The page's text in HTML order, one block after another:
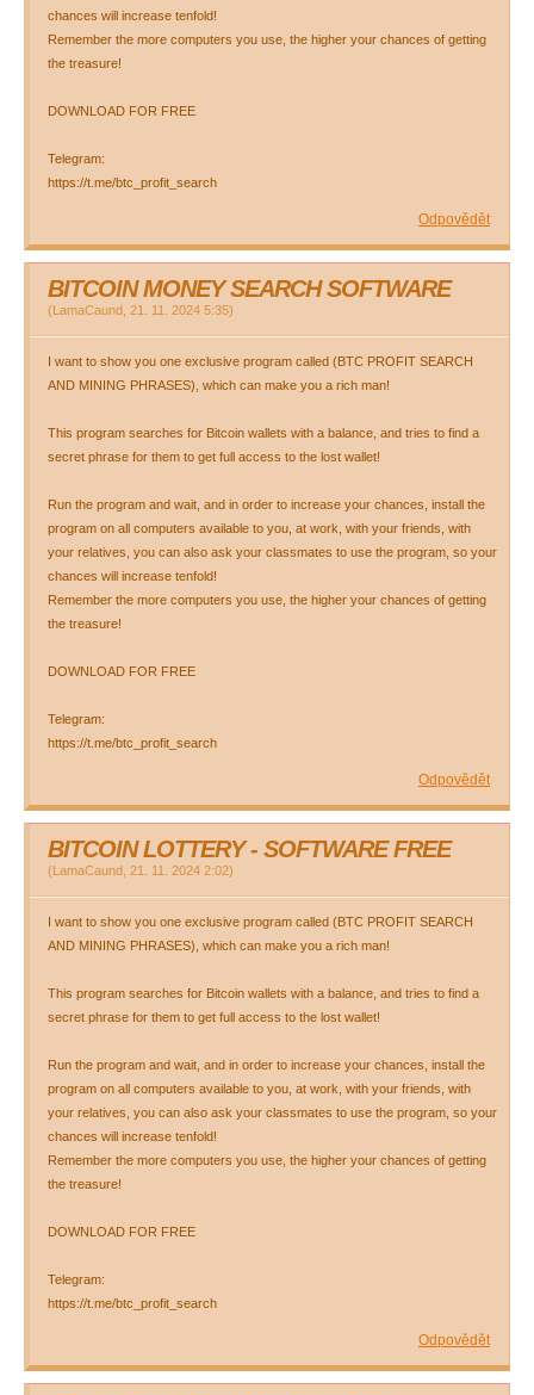
chances will increase tenfold!
Remember the more computers you use, the higher your chances of getting
the treasure!
DOWNLOAD FOR FREE
Telegram:
https://t.me/btc_profit_search
Odpovědět
BITCOIN MONEY SEARCH SOFTWARE
(LamaCaund 21. 11. 2024 5:35)
I want to show you one exclusive program called (BTC PROFIT SEARCH
AND MINING PHRASES), which can make you a rich man!
This program searches for Bitcoin wallets with a balance, and tries to find a
secret phrase for them to get full access to the lost wallet!
Run the program and wait, and in order to increase your chances, install the
program on all computers available to you, at work, with your friends, with
your relatives, you can also ask your classmates to use the program, so your
chances will increase tenfold!
Remember the more computers you use, the higher your chances of getting
the treasure!
DOWNLOAD FOR FREE
Telegram:
https://t.me/btc_profit_search
Odpovědět
BITCOIN LOTTERY - SOFTWARE FREE
(LamaCaund 21. 11. 2024 2:02)
I want to show you one exclusive program called (BTC PROFIT SEARCH
AND MINING PHRASES), which can make you a rich man!
This program searches for Bitcoin wallets with a balance, and tries to find a
secret phrase for them to get full access to the lost wallet!
Run the program and wait, and in order to increase your chances, install the
program on all computers available to you, at work, with your friends, with
your relatives, you can also ask your classmates to use the program, so your
chances will increase tenfold!
Remember the more computers you use, the higher your chances of getting
the treasure!
DOWNLOAD FOR FREE
Telegram:
https://t.me/btc_profit_search
Odpovědět